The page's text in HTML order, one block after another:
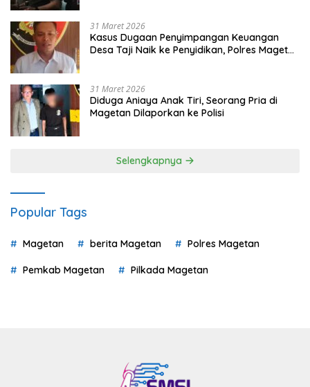
31 Maret 2026
Kasus Dugaan Penyimpangan Keuangan
Desa Taji Naik ke Penyidikan, Polres Magetan
31 Maret 2026
Diduga Aniaya Anak Tiri, Seorang Pria di
Magetan Dilaporkan ke Polisi
Selengkapnya
Popular Tags
Magetan berita Magetan Polres Magetan
Pemkab Magetan Pilkada Magetan